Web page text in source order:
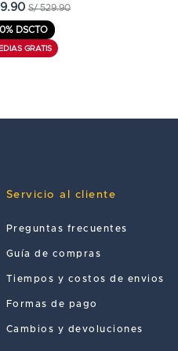
S/ 529.90
DSCTO
Servicio al cliente
Preguntas frecuentes
Guía de compras
Tiempos y costos de envios
Formas de pago
Cambios y devoluciones